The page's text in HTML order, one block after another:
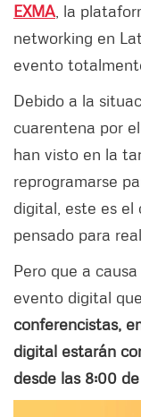
EXMA , la
networking en
evento
Debido a la
cuarentena por
han visto en la
reprogramarse
digital, este es el
pensado para
Pero que a
evento digital
conferencistas,
digital estarán
desde las 8:00